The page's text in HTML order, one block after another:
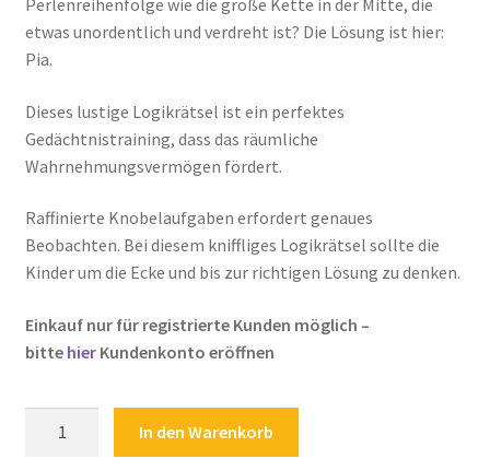
Mein Konto
Shop
Über Rätselkind
Versandarten
Widerrufsbelehrung
Zahlungsarten
etwas unordentlich und verdreht ist? Die Lösung ist hier:
Pia.
Dieses lustige Logikrätsel ist ein perfektes
Gedächtnistraining, dass das räumliche
Wahrnehmungsvermögen fördert.
Raffinierte Knobelaufgaben erfordert genaues
Beobachten. Bei diesem kniffliges Logikrätsel sollte die
Kinder um die Ecke und bis zur richtigen Lösung zu denken.
Einkauf nur für registrierte Kunden möglich –
bitte hierKundenkonto eröffnen
In den Warenkorb